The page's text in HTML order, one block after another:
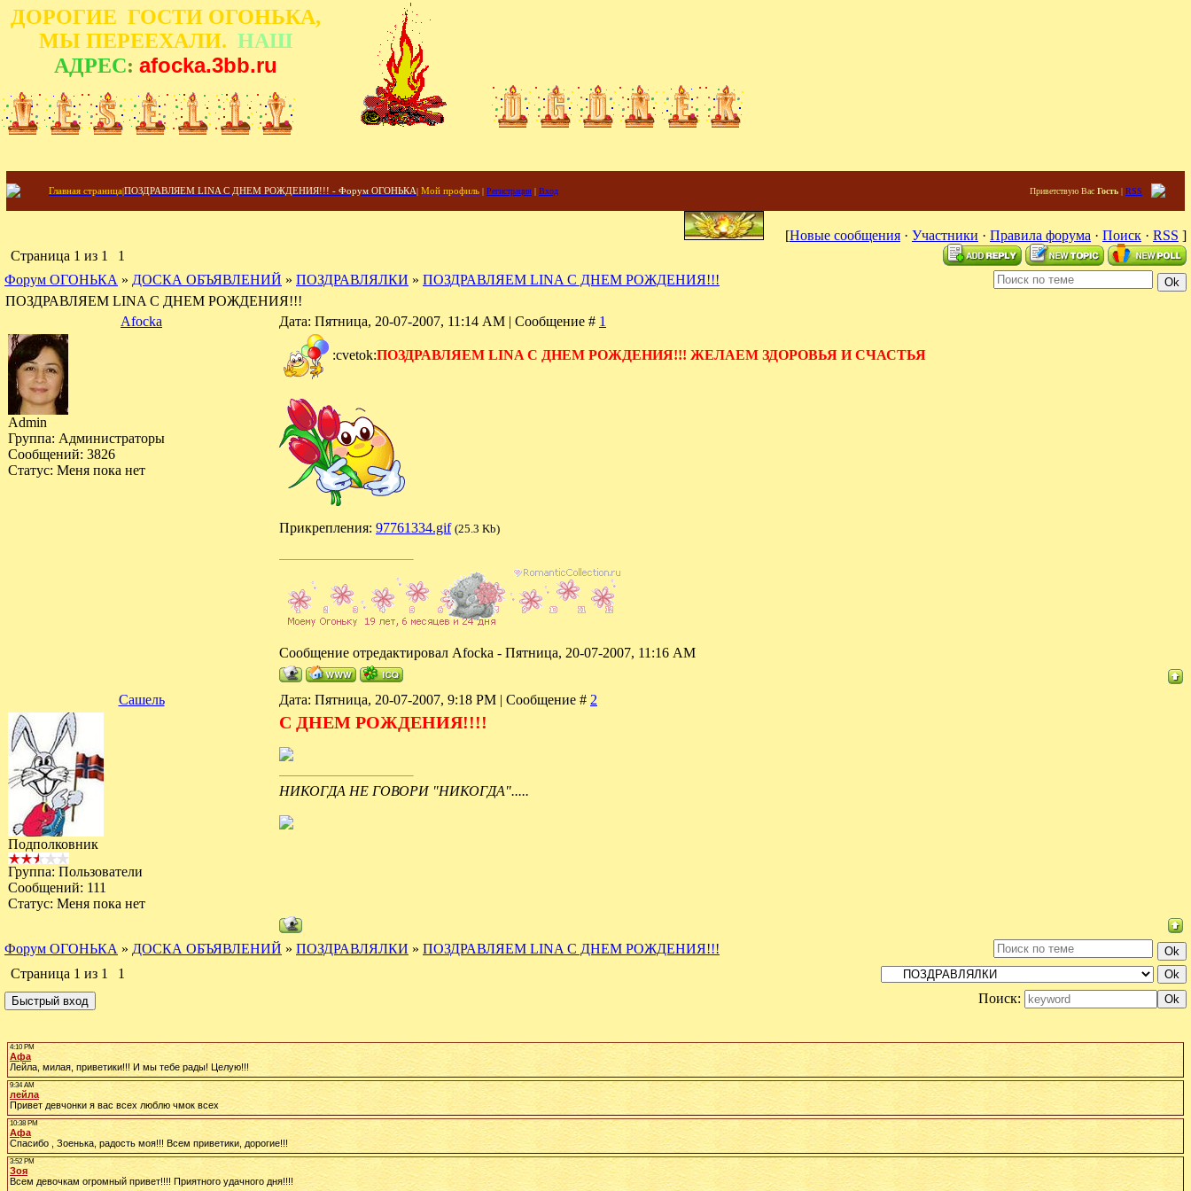
ДОРОГИЕ ГОСТИ ОГОНЬКА,
МЫ ПЕРЕЕХАЛИ. НАШ
АДРЕС: afocka.3bb.ru
Главная страница|ПОЗДРАВЛЯЕМ LINA С ДНЕМ РОЖДЕНИЯ!!! - Форум ОГОНЬКА| Мой профиль | Регистрация | Вход Приветствую Вас Гость | RSS
[Новые сообщения · Участники · Правила форума · Поиск · RSS ]
Страница 1 из 1
1
Форум ОГОНЬКА » ДОСКА ОБЪЯВЛЕНИЙ » ПОЗДРАВЛЯЛКИ » ПОЗДРАВЛЯЕМ LINA С ДНЕМ РОЖДЕНИЯ!!!
ПОЗДРАВЛЯЕМ LINA С ДНЕМ РОЖДЕНИЯ!!!
Afocka
Дата: Пятница, 20-07-2007, 11:14 AM | Сообщение # 1
Admin
Группа: Администраторы
Сообщений: 3826
Статус: Меня пока нет
:cvetok:ПОЗДРАВЛЯЕМ LINA С ДНЕМ РОЖДЕНИЯ!!! ЖЕЛАЕМ ЗДОРОВЬЯ И СЧАСТЬЯ
Прикрепления: 97761334.gif (25.3 Kb)
Сообщение отредактировал Afocka - Пятница, 20-07-2007, 11:16 AM
Сашель Дата: Пятница, 20-07-2007, 9:18 PM | Сообщение # 2
Подполковник
Группа: Пользователи
Сообщений: 111
Статус: Меня пока нет
С ДНЕМ РОЖДЕНИЯ!!!!
НИКОГДА НЕ ГОВОРИ "НИКОГДА".....
Форум ОГОНЬКА » ДОСКА ОБЪЯВЛЕНИЙ » ПОЗДРАВЛЯЛКИ » ПОЗДРАВЛЯЕМ LINA С ДНЕМ РОЖДЕНИЯ!!!
Страница 1 из 1
1
Поиск: